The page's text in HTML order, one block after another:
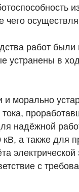
чего
работ
устранены в
и морально
надёжной
кВ, а также для
электрической
с